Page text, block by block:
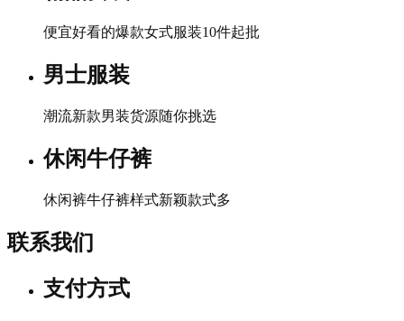
便宜好看的爆款女式服装10件起批
男士服装
潮流新款男装货源随你挑选
休闲牛仔裤
休闲裤牛仔裤样式新颖款式多
联系我们
支付方式